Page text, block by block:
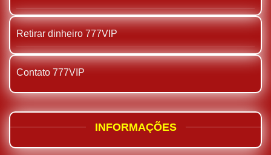
Retirar dinheiro 777VIP
Contato 777VIP
INFORMAÇÕES